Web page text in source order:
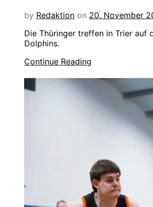
by Redaktion on 20. November
Die Thüringer treffen in Trier auf
Dolphins.
Continue Reading